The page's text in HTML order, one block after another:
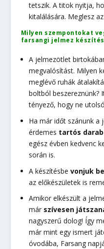
tetszik. A titok nyitja,
kitalálására. Meglesz
Milyen szempontokat
farsangi jelmez
A jelmezötlet
megvalósítást. Milyen
meglévő ruhák
boltból beszereznünk?
tényező, hogy ne
Ha már időt szánunk a
érdemes tartós
egész évben kedvenc
során is.
A készítésbe vonjuk
az előkészületek is
Amikor elkészült a
már szívesen
nagyszerű dolog! Így
már mint egy ismert
óvodába, Farsang